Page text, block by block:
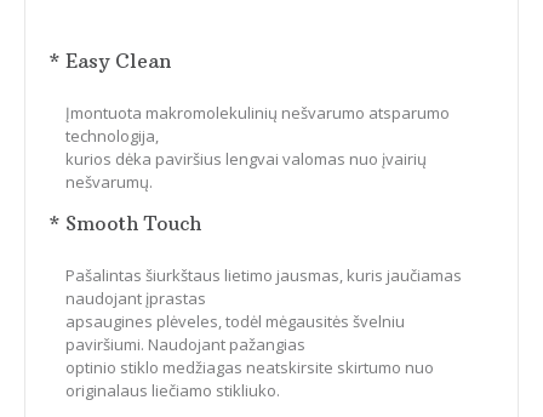
* Easy Clean
Įmontuota makromolekulinių nešvarumo atsparumo
technologija,
kurios dėka paviršius lengvai valomas nuo įvairių
nešvarumų.
* Smooth Touch
Pašalintas šiurkštaus lietimo jausmas, kuris jaučiamas
naudojant įprastas
apsaugines plėveles, todėl mėgausitės švelniu
paviršiumi. Naudojant pažangias
optinio stiklo medžiagas neatskirsite skirtumo nuo
originalaus liečiamo stikliuko.